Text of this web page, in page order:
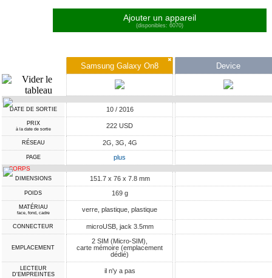
Ajouter un appareil
(disponibles: 6070)
✖
Samsung Galaxy On8 Device
DATE DE SORTIE 10 / 2016
PRIX
à la date de sortie 222 USD
RÉSEAU 2G, 3G, 4G
PAGE plus
CORPS
DIMENSIONS 151.7 x 76 x 7.8 mm
POIDS 169 g
MATÉRIAU
face, fond, cadre verre, plastique, plastique
CONNECTEUR microUSB, jack 3.5mm
EMPLACEMENT
2 SIM (Micro-SIM),
carte mémoire (emplacement
dédié)
LECTEUR
D'EMPREINTES
il n'y a pas